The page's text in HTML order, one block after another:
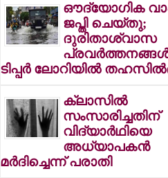
ഔദ്യോഗിക
ജപ്തി ചെയ്തു;
ദുരിതാശ്വാസ
ടിപ്പര്‍ ലോറിയില്‍
ക്ലാസില്‍
സംസാരിച്ചതിന്
വിദ്യാര്‍ഥിയെ
അധ്യാപകന്‍
മര്‍ദിച്ചെന്ന് പരാതി